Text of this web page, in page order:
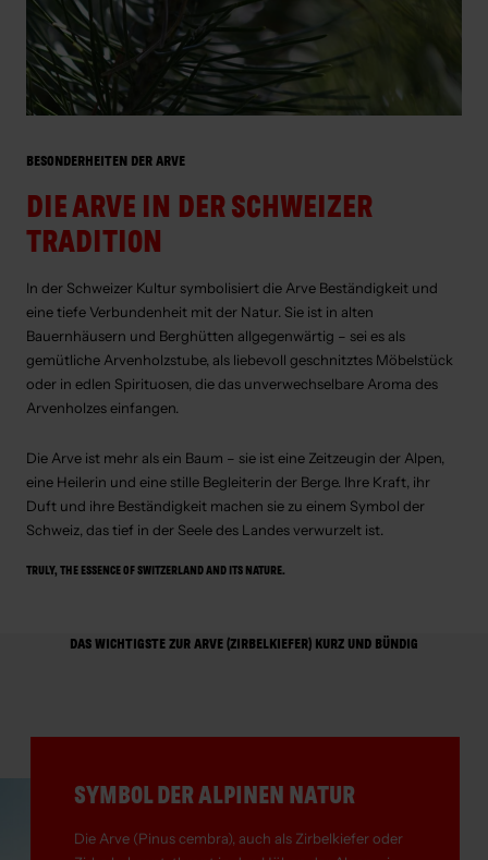
BESONDERHEITEN DER ARVE
DIE ARVE IN DER SCHWEIZER
TRADITION
In der Schweizer Kultur symbolisiert die Arve Beständigkeit und
eine tiefe Verbundenheit mit der Natur. Sie ist in alten
Bauernhäusern und Berghütten allgegenwärtig – sei es als
gemütliche Arvenholzstube, als liebevoll geschnitztes Möbelstück
oder in edlen Spirituosen, die das unverwechselbare Aroma des
Arvenholzes einfangen.
Die Arve ist mehr als ein Baum – sie ist eine Zeitzeugin der Alpen,
eine Heilerin und eine stille Begleiterin der Berge. Ihre Kraft, ihr
Duft und ihre Beständigkeit machen sie zu einem Symbol der
Schweiz, das tief in der Seele des Landes verwurzelt ist.
TRULY, THE ESSENCE OF SWITZERLAND AND ITS NATURE.
DAS WICHTIGSTE ZUR ARVE (ZIRBELKIEFER) KURZ UND BÜNDIG
SYMBOL DER ALPINEN NATUR
Die Arve (Pinus cembra), auch als Zirbelkiefer oder